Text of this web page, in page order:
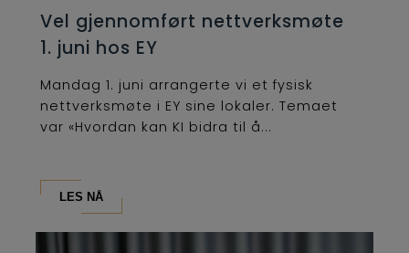
Vel gjennomført nettverksmøte
1. juni hos EY
Mandag 1. juni arrangerte vi et fysisk
nettverksmøte i EY sine lokaler. Temaet
var «Hvordan kan KI bidra til å...
LES NÅ